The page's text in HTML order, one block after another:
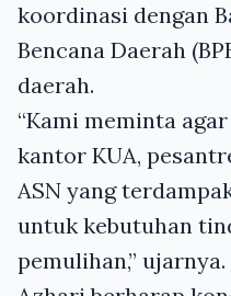
koordinasi dengan
Bencana Daerah
daerah.
“Kami meminta
kantor KUA,
ASN yang
untuk kebutuhan
pemulihan,” ujarnya.